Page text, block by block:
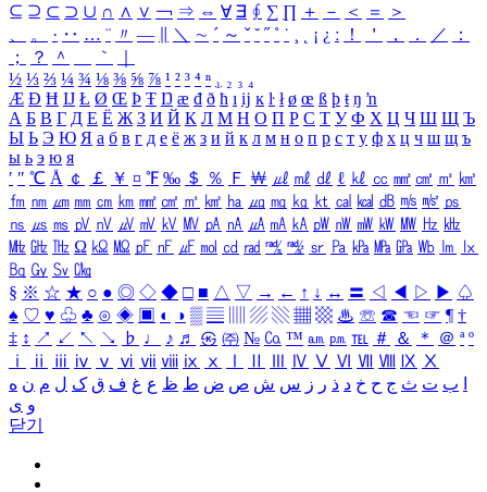
⊆ ⊇ ⊂ ⊃ ∪ ∩ ∧ ∨ ￢ ⇒ ⇔ ∀ ∃ ∮ ∑ ∏ ＋ － ＜ ＝
＞
、
。 · ‥ … ¨ 〃 ― ＼ ∼ ´ ～ ˇ ˘ ˝ ˚ ˙ ¸ ¡ ¿ ː ！ ＇ ， ． ／
：
；
？ ＾ ｀
½ ⅓ ⅔ ¼ ¾ ⅛ ⅜ ⅝ ⅞ ¹ ² ³ ⁴ ⁿ ₁ ₂ ₃ ₄
Æ Ð Ħ Ĳ Ł Ø Œ Þ Ŧ Ŋ æ đ ð ħ ı ĳ ĸ ŀ ł ø œ ß þ ŧ ŋ ŉ
А Б В Г Д Е Ё Ж З И Й К Л М Н О П Р С Т У Ф Х Ц Ч Ш Щ Ъ
Ы Ь Э Ю Я а б в г д е ё ж з и й к л м н о п р с т у ф х ц ч ш щ ъ
ы ь э ю я
′ ″ ℃ Å ￠ ￡ ￥ ¤ ℉ ‰ ＄ ％ Ｆ ￦ ㎕ ㎖ ㎗ ℓ ㎘ ㏄ ㎣ ㎤ ㎥ ㎦
㎙ ㎚ ㎛ ㎜ ㎝ ㎞ ㎟ ㎠ ㎡ ㎢ ㏊ ㎍ ㎎ ㎏ ㏏ ㎈ ㎉ ㏈ ㎧ ㎨ ㎰
㎱ ㎲ ㎳ ㎴ ㎵ ㎶ ㎷ ㎸ ㎹ ㎀ ㎁ ㎂ ㎃ ㎄ ㎺ ㎻ ㎽ ㎾ ㎿ ㎐ ㎑
㎒ ㎓ ㎔ Ω ㏀ ㏁ ㎊ ㎋ ㎌ ㏖ ㏅ ㎭ ㎮ ㎯ ㏛ ㎩ ㎪ ㎫ ㎬ ㏝ ㏐
㏓
㏃ ㏉ ㏜ ㏆
§ ※ ☆ ★ ○ ● ◎ ◇ ◆ □ ■ △ ▽ → ← ↑ ↓ ↔ 〓 ◁ ◀ ▷ ▶ ♤
♠ ♡ ♥ ♧ ♣ ⊙ ◈ ▣ ◐ ◑ ▒ ▤ ▨ ▧ ▦ ▩ ♨ ☏ ☎ ☜ ☞ ¶ †
‡ ↕ ↗ ↙ ↖ ↘ ♭ ♩ ♪ ♬ ㉿ ㈜ № ㏇ ™ ㏂ ㏘ ℡ ＃ ＆ ＊ ＠ ª º
ⅰ
ⅱ ⅲ ⅳ ⅴ ⅵ ⅶ ⅷ ⅸ ⅹ Ⅳ Ⅴ Ⅵ Ⅶ Ⅷ Ⅸ Ⅹ
ب ت ث ج ح خ د ذ ر ز س ش ص ض ط ظ ع غ ف ق ک ل م ن ه
و ی
닫기